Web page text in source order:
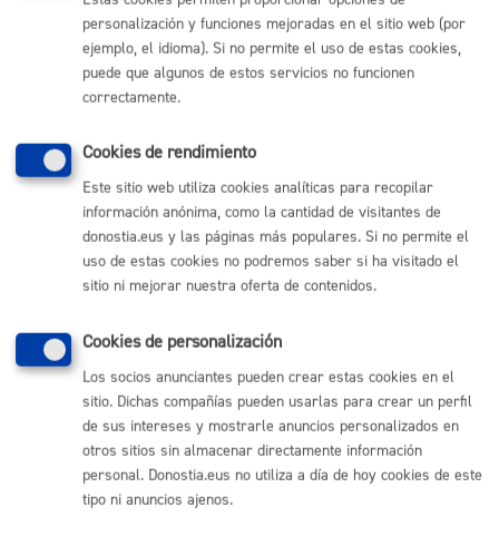
Volver
personalización y funciones mejoradas en el sitio web (por
ejemplo, el idioma). Si no permite el uso de estas cookies,
puede que algunos de estos servicios no funcionen
correctamente.
Cookies de rendimiento
Este sitio web utiliza cookies analíticas para recopilar
información anónima, como la cantidad de visitantes de
donostia.eus y las páginas más populares. Si no permite el
uso de estas cookies no podremos saber si ha visitado el
sitio ni mejorar nuestra oferta de contenidos.
Cookies de personalización
Los socios anunciantes pueden crear estas cookies en el
sitio. Dichas compañías pueden usarlas para crear un perfil
de sus intereses y mostrarle anuncios personalizados en
otros sitios sin almacenar directamente información
personal. Donostia.eus no utiliza a día de hoy cookies de este
tipo ni anuncios ajenos.